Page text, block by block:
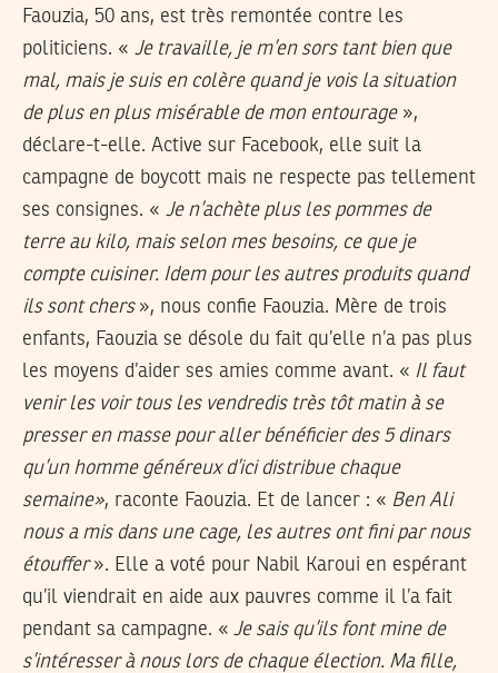
Faouzia, 50 ans, est très remontée contre les
politiciens. « Je travaille, je m’en sors tant bien que
mal, mais je suis en colère quand je vois la situation
de plus en plus misérable de mon entourage»,
déclare-t-elle. Active sur Facebook, elle suit la
campagne de boycott mais ne respecte pas tellement
ses consignes. « Je n’achète plus les pommes de
terre au kilo, mais selon mes besoins, ce que je
compte cuisiner. Idem pour les autres produits quand
ils sont chers », nous confie Faouzia. Mère de trois
enfants, Faouzia se désole du fait qu’elle n’a pas plus
les moyens d’aider ses amies comme avant. « Il faut
venir les voir tous les vendredis très tôt matin à se
presser en masse pour aller bénéficier des 5 dinars
qu’un homme généreux d’ici distribue chaque
semaine», raconte Faouzia. Et de lancer : « Ben Ali
nous a mis dans une cage, les autres ont fini par nous
étouffer». Elle a voté pour Nabil Karoui en espérant
qu’il viendrait en aide aux pauvres comme il l’a fait
pendant sa campagne. « Je sais qu’ils font mine de
s’intéresser à nous lors de chaque élection. Ma fille,